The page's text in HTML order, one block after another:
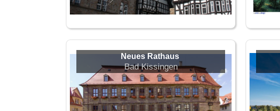
Neues Rathaus
Bad Kissingen